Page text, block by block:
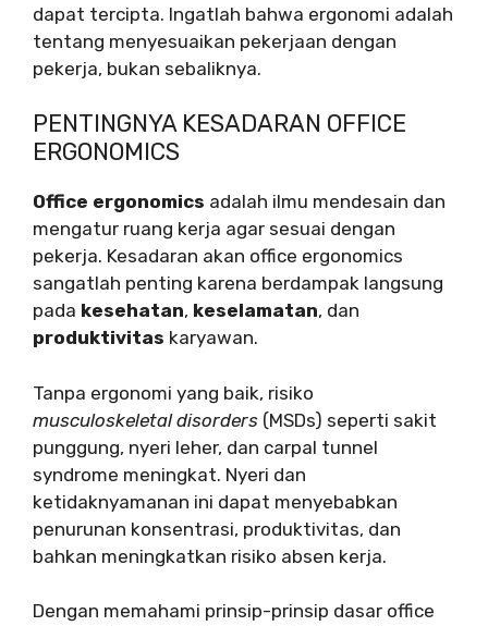
dapat tercipta. Ingatlah bahwa ergonomi adalah
tentang menyesuaikan pekerjaan dengan
pekerja, bukan sebaliknya.
PENTINGNYA KESADARAN OFFICE
ERGONOMICS
Office ergonomics adalah ilmu mendesain dan
mengatur ruang kerja agar sesuai dengan
pekerja. Kesadaran akan office ergonomics
sangatlah penting karena berdampak langsung
pada kesehatan, keselamatan, dan
produktivitas karyawan.
Tanpa ergonomi yang baik, risiko
musculoskeletal disorders (MSDs) seperti sakit
punggung, nyeri leher, dan carpal tunnel
syndrome meningkat. Nyeri dan
ketidaknyamanan ini dapat menyebabkan
penurunan konsentrasi, produktivitas, dan
bahkan meningkatkan risiko absen kerja.
Dengan memahami prinsip-prinsip dasar office